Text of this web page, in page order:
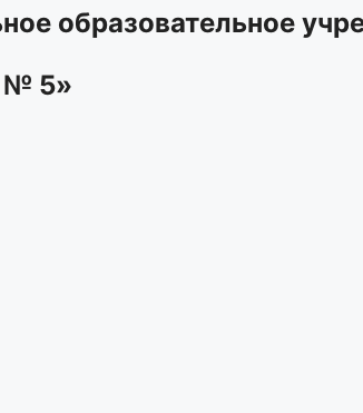
образовательное
№ 5»